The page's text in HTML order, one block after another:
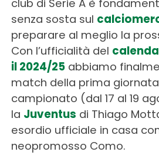
club di Serie A è
senza sosta sul
preparare al meglio la
Con l’ufficialità del
il 2024/25abbiamo
match della prima
campionato (dal 17 al 19
la Juventus di Thiago
esordio ufficiale in casa
neopromosso Como.